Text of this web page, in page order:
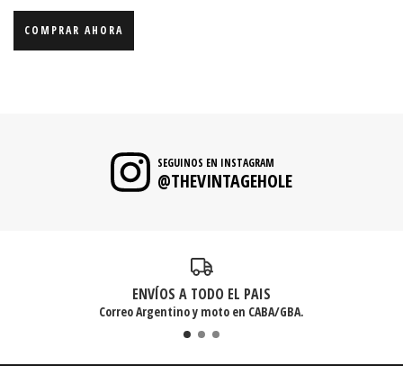
COMPRAR AHORA
SEGUINOS EN INSTAGRAM
@THEVINTAGEHOLE
ENVÍOS A TODO EL PAIS
Correo Argentino y moto en CABA/GBA.